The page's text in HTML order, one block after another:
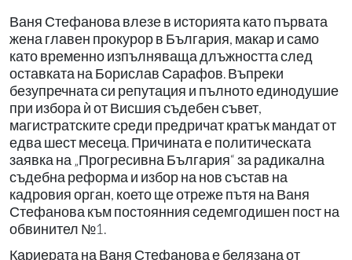
Ваня Стефанова влезе в историята като първата
жена главен прокурор в България, макар и само
като временно изпълняваща длъжността след
оставката на Борислав Сарафов. Въпреки
безупречната си репутация и пълното единодушие
при избора ѝ от Висшия съдебен съвет,
магистратските среди предричат кратък мандат от
едва шест месеца. Причината е политическата
заявка на „Прогресивна България“ за радикална
съдебна реформа и избор на нов състав на
кадровия орган, което ще отреже пътя на Ваня
Стефанова към постоянния седемгодишен пост на
обвинител №1.
Кариерата на Ваня Стефанова е белязана от